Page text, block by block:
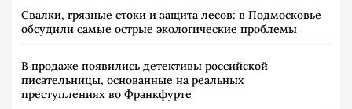
Свалки, грязные стоки и защита лесов: в Подмосковье
обсудили самые острые экологические проблемы
В продаже появились детективы российской
писательницы, основанные на реальных
преступлениях во Франкфурте